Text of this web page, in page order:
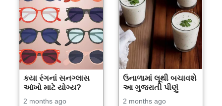
કયા રંગનાં સનગ્લાસ
આંખો માટે યોગ્ય?
2 months ago
ઉનાળામાં લૂથી બચાવશે
આ ગુજરાતી પીણું
2 months ago